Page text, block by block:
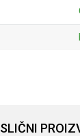
SLIČNI